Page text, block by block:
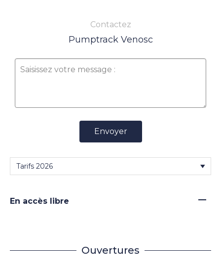
Contactez
Pumptrack Venosc
Envoyer
En accès libre —
Ouvertures